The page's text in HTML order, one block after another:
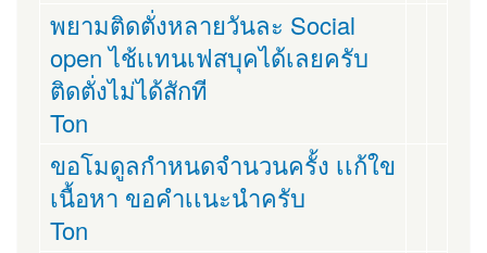
พยามติดตั่งหลายวันละ Social
open ไช้เเทนเฟสบุคได้เลยครับ
ติดตั่งไม่ได้สักที
Ton
ขอโมดูลกำหนดจำนวนครั้ง เเก้ใข
เนื้อหา ขอคำเเนะนำครับ
Ton